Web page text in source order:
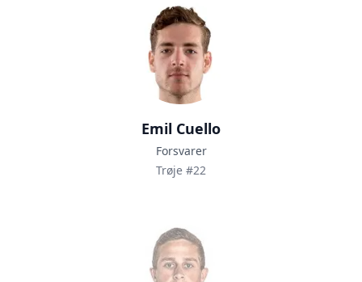
Emil Cuello
Forsvarer
Trøje #22